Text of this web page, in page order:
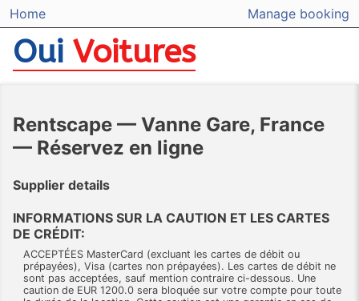
Home Manage booking
Oui Voitures
Rentscape — Vanne Gare, France
— Réservez en ligne
Supplier details
INFORMATIONS SUR LA CAUTION ET LES CARTES
DE CRÉDIT:
ACCEPTÉES MasterCard (excluant les cartes de débit ou
prépayées), Visa (cartes non prépayées). Les cartes de débit ne
sont pas acceptées, sauf mention contraire ci-dessous. Une
caution de EUR 1200.0 sera bloquée sur votre compte pour toute